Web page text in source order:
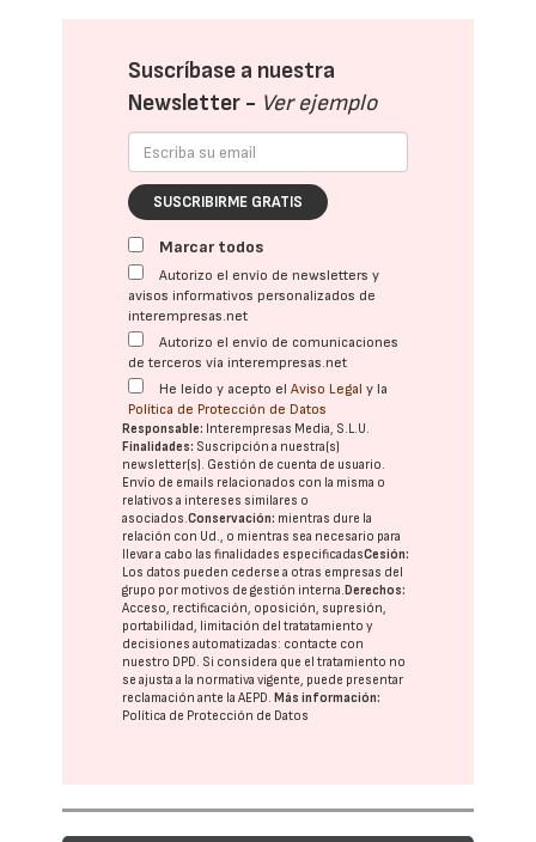
Suscríbase a nuestra
Newsletter - Ver ejemplo
SUSCRIBIRME GRATIS
Marcar todos
Autorizo el envío de newsletters y
avisos informativos personalizados de
interempresas.net
Autorizo el envío de comunicaciones
de terceros vía interempresas.net
He leído y acepto elAviso Legal y la
Política de Protección de Datos
Responsable: Interempresas Media, S.L.U.
Finalidades: Suscripción a nuestra(s)
newsletter(s). Gestión de cuenta de usuario.
Envío de emails relacionados con la misma o
relativos a intereses similares o
asociados.Conservación: mientras dure la
relación con Ud., o mientras sea necesario para
llevar a cabo las finalidades especificadasCesión:
Los datos pueden cederse a otras empresas del
grupo por motivos de gestión interna.Derechos:
Acceso, rectificación, oposición, supresión,
portabilidad, limitación del tratatamiento y
decisiones automatizadas: contacte con
nuestro DPD. Si considera que el tratamiento no
se ajusta a la normativa vigente, puede presentar
reclamación ante laAEPD.Más información:
Política de Protección de Datos